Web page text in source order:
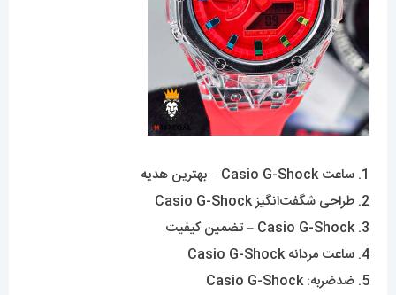
1. ساعت Casio G-Shock – بهترین هدیه
2. طراحی شگفت‌انگیز Casio G-Shock
3. Casio G-Shock – تضمین کیفیت
4. ساعت مردانه Casio G-Shock
5. ضدضربه: Casio G-Shock